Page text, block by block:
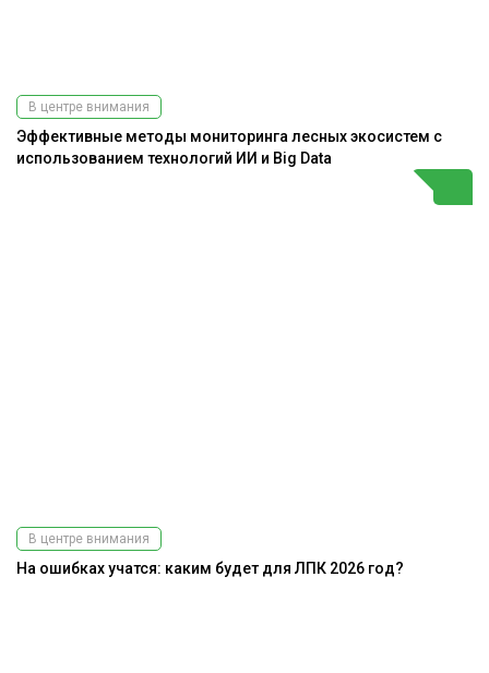
В центре внимания
Эффективные методы мониторинга лесных экосистем с
использованием технологий ИИ и Big Data
В центре внимания
На ошибках учатся: каким будет для ЛПК 2026 год?